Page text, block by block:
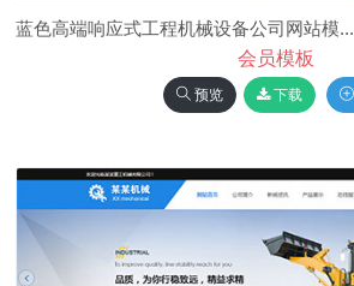
蓝色高端响应式工程机械设备公司网站模...
会员模板
预览 下载